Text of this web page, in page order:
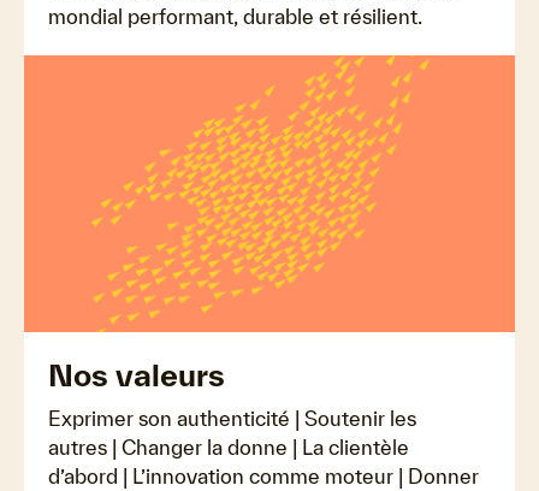
mondial performant, durable et résilient.
Nos valeurs
Exprimer son authenticité | Soutenir les
autres | Changer la donne | La clientèle
d’abord | L’innovation comme moteur | Donner